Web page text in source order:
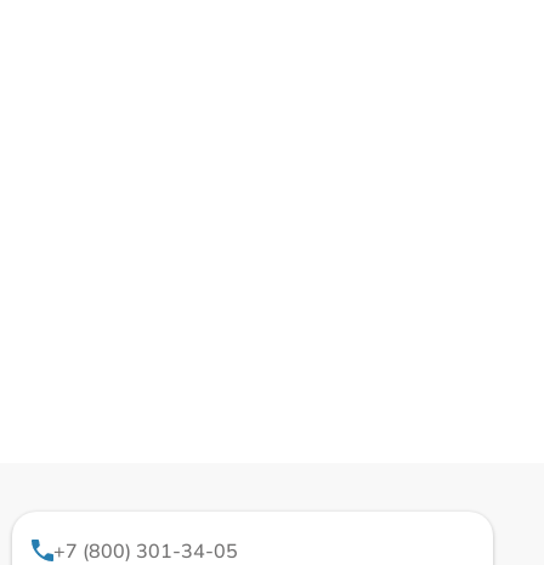
+7 (800) 301-34-05